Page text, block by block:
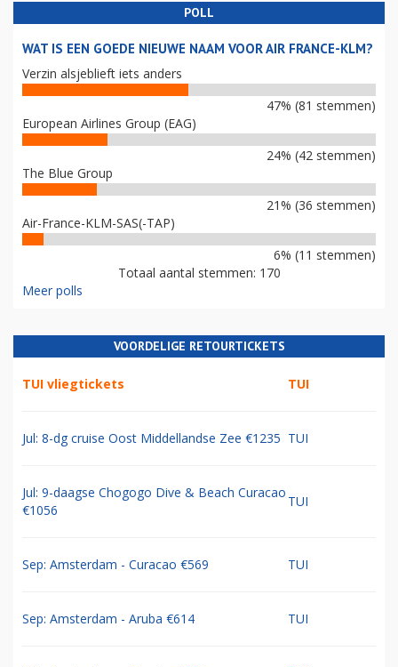
POLL
WAT IS EEN GOEDE NIEUWE NAAM VOOR AIR FRANCE-KLM?
Verzin alsjeblieft iets anders
47% (81 stemmen)
European Airlines Group (EAG)
24% (42 stemmen)
The Blue Group
21% (36 stemmen)
Air-France-KLM-SAS(-TAP)
6% (11 stemmen)
Totaal aantal stemmen: 170
Meer polls
VOORDELIGE RETOURTICKETS
TUI vliegtickets TUI
Jul: 8-dg cruise Oost Middellandse Zee €1235 TUI
Jul: 9-daagse Chogogo Dive & Beach Curacao
€1056
TUI
Sep: Amsterdam - Curacao €569 TUI
Sep: Amsterdam - Aruba €614 TUI